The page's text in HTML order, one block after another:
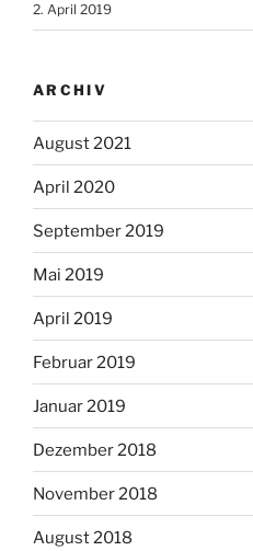
2. April 2019
ARCHIV
August 2021
April 2020
September 2019
Mai 2019
April 2019
Februar 2019
Januar 2019
Dezember 2018
November 2018
August 2018